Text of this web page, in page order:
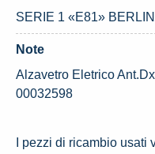
SERIE 1 «E81»
Note
Alzavetro Eletrico
00032598
I pezzi di ricambio